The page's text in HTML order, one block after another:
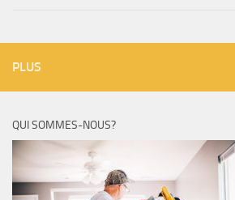
PLUS
QUI SOMMES-NOUS?